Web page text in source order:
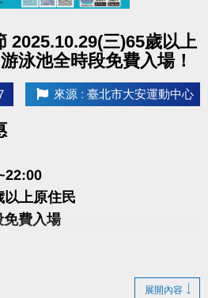
2025.10.29(三)65歲以上
泳池全時段免費入場！
來源 : 臺北市大安運動中心
以上原住民
免費入場
展開內容